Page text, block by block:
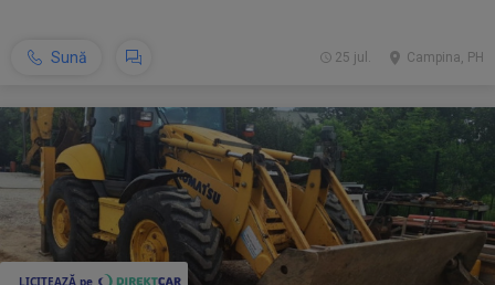
Sună Campina, PH
25 jul.